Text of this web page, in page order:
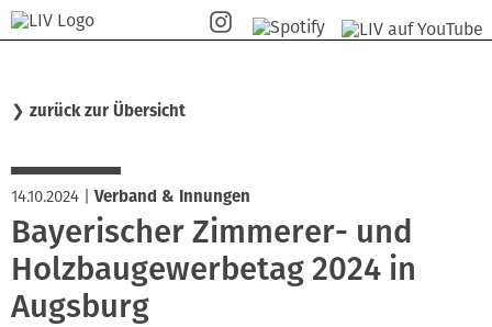
❯ zurück zur Übersicht
14.10.2024 Verband & Innungen
Bayerischer Zimmerer- und
Holzbaugewerbetag 2024 in
Augsburg